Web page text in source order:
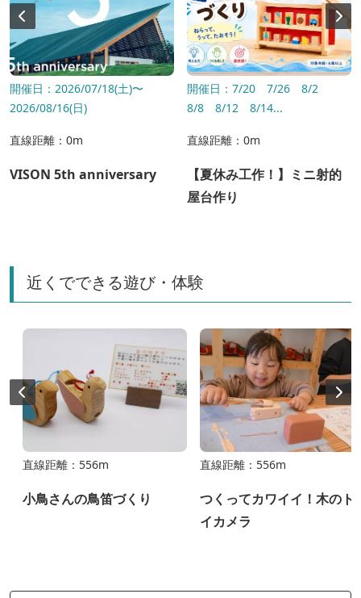
開催日：2026/07/18(土)〜
2026/08/16(日)
直線距離：0m
VISON 5th anniversary
開催日：7/20 7/26 8/2
8/8 8/12 8/14...
直線距離：0m
【夏休み工作！】ミニ射的
屋台作り
近くでできる遊び・体験
直線距離：556m
小鳥さんの鳥笛づくり
直線距離：556m
つくってカワイイ！木のト
イカメラ